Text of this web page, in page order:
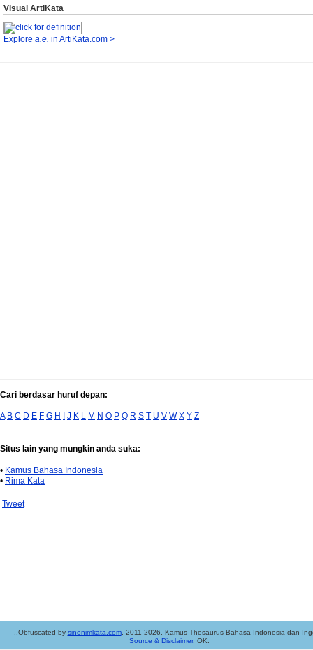
Visual ArtiKata
Explore a.e. in ArtiKata.com >
Cari berdasar huruf depan:
A B C D E F G H I J K L M N O P Q R S T U V W X Y Z
Situs lain yang mungkin anda suka:
• Kamus Bahasa Indonesia
• Rima Kata
Tweet
..Obfuscated by sinonimkata.com. 2011-2026. Kamus Thesaurus Bahasa Indonesia dan
Source & Disclaimer. OK.